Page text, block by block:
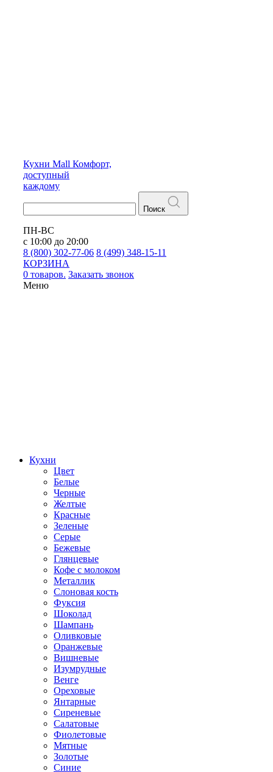
Кухни Mall Комфорт,
доступный
каждому
Поиск
ПН-ВС
с 10:00 до 20:00
8 (800) 302-77-06 8 (499) 348-15-11
КОРЗИНА
0 товаров. Заказать звонок
Меню
Кухни
Цвет
Белые
Черные
Желтые
Красные
Зеленые
Серые
Бежевые
Глянцевые
Кофе с молоком
Металлик
Слоновая кость
Фуксия
Шоколад
Шампань
Оливковые
Оранжевые
Вишневые
Изумрудные
Венге
Ореховые
Янтарные
Сиреневые
Салатовые
Фиолетовые
Мятные
Золотые
Синие